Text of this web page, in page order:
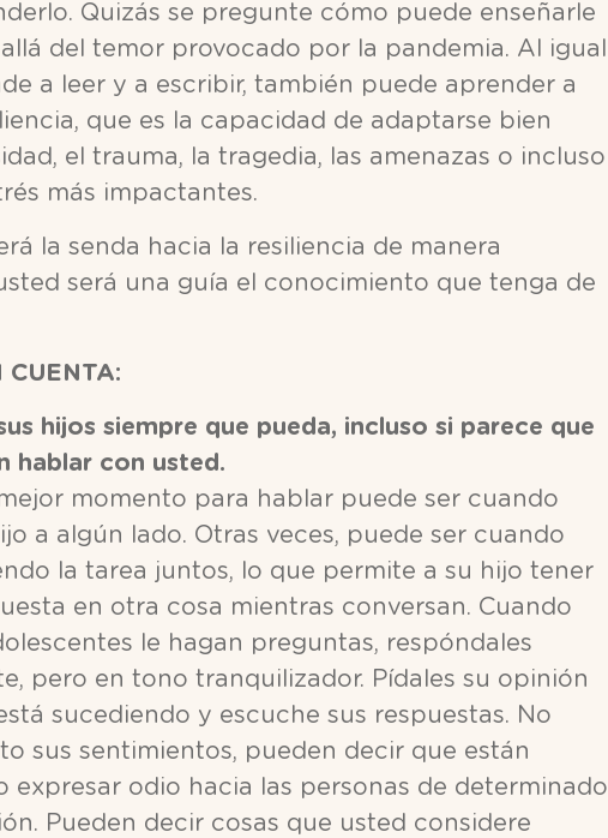
Quizás se pregunte cómo puede enseñarle
del temor provocado por la pandemia. Al igual
a leer y a escribir, también puede aprender a
que es la capacidad de adaptarse bien
el trauma, la tragedia, las amenazas o incluso
más impactantes.
la senda hacia la resiliencia de manera
será una guía el conocimiento que tenga de
CUENTA:
hijos siempre que pueda, incluso si parece que
hablar con usted.
momento para hablar puede ser cuando
a algún lado. Otras veces, puede ser cuando
la tarea juntos, lo que permite a su hijo tener
en otra cosa mientras conversan. Cuando
le hagan preguntas, respóndales
pero en tono tranquilizador. Pídales su opinión
sucediendo y escuche sus respuestas. No
sus sentimientos, pueden decir que están
expresar odio hacia las personas de determinado
Pueden decir cosas que usted considere